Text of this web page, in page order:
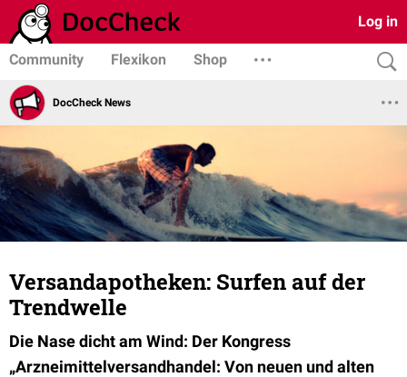
Log in
Community Flexikon Shop
DocCheck News
Versandapotheken: Surfen auf der
Trendwelle
Die Nase dicht am Wind: Der Kongress
„Arzneimittelversandhandel: Von neuen und alten